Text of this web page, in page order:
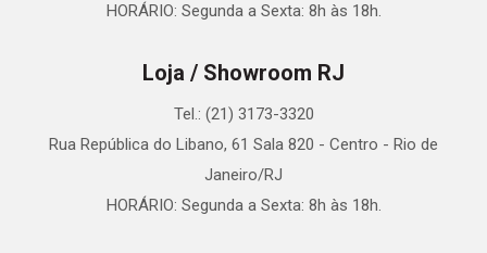
HORÁRIO: Segunda a Sexta: 8h às 18h.
Loja / Showroom RJ
Tel.: (21) 3173-3320
Rua República do Libano, 61 Sala 820 - Centro - Rio de
Janeiro/RJ
HORÁRIO: Segunda a Sexta: 8h às 18h.